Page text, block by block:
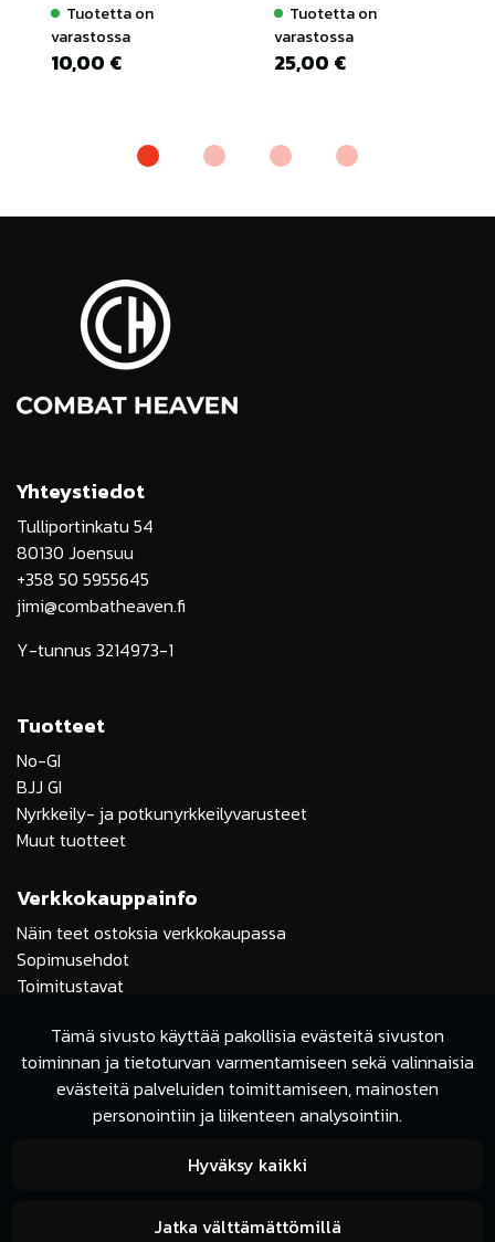
Tämä sivusto käyttää pakollisia evästeitä sivuston
toiminnan ja tietoturvan varmentamiseen sekä valinnaisia
evästeitä palveluiden toimittamiseen, mainosten
personointiin ja liikenteen analysointiin.
Hyväksy kaikki
Jatka välttämättömillä
Tuotetta on
varastossa
10,00 €
Tuotetta on
varastossa
25,00 €
Yhteystiedot
Tulliportinkatu 54
80130 Joensuu
+358 50 5955645
jimi@combatheaven.fi
Y-tunnus 3214973-1
Tuotteet
No-GI
BJJ GI
Nyrkkeily- ja potkunyrkkeilyvarusteet
Muut tuotteet
Verkkokauppainfo
Näin teet ostoksia verkkokaupassa
Sopimusehdot
Toimitustavat
Tietosuojaseloste
Showroom
Lähetä Whatsapp